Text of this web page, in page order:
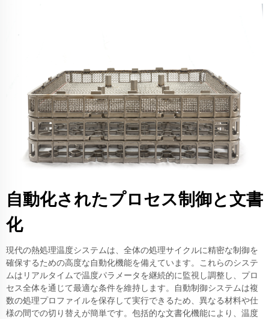
自動化されたプロセス制御と文書
化
現代の熱処理温度システムは、全体の処理サイクルに精密な制御を
確保するための高度な自動化機能を備えています。これらのシステ
ムはリアルタイムで温度パラメータを継続的に監視し調整し、プロ
セス全体を通じて最適な条件を維持します。自動制御システムは複
数の処理プロファイルを保存して実行できるため、異なる材料や仕
様の間での切り替えが簡単です。包括的な文書化機能により、温度